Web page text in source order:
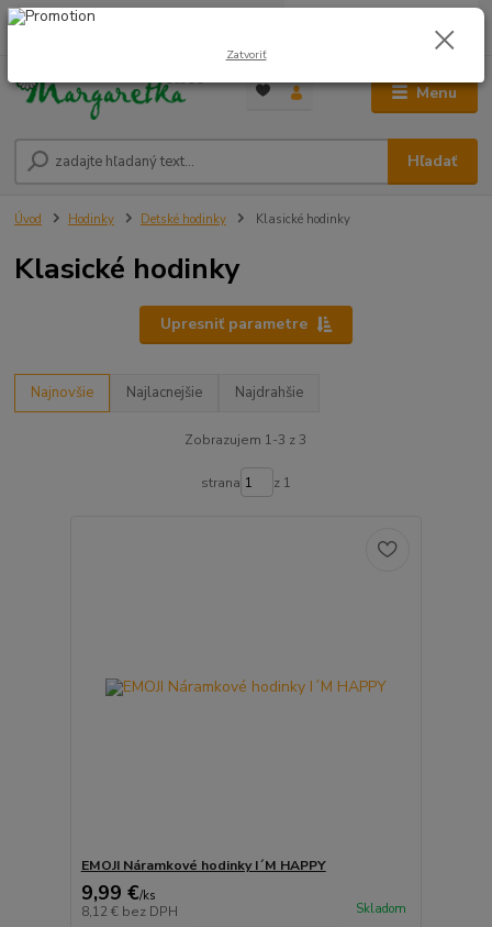
Menu
Hľadať
0948 236 042
0,00 €
Úvod Hodinky Detské hodinky Klasické hodinky
Klasické hodinky
Upresniť parametre
Najnovšie Najlacnejšie Najdrahšie
Zobrazujem 1-3 z 3
strana z 1
EMOJI Náramkové hodinky I´M HAPPY
9,99 €/ks
8,12 € bez DPH Skladom
Zatvoriť